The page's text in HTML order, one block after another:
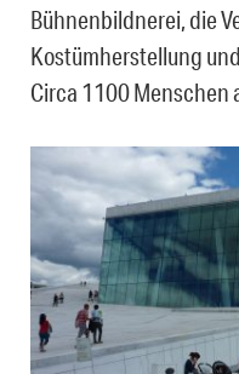
Bühnenbildnerei, die
Kostümherstellung
Circa 1100 Menschen